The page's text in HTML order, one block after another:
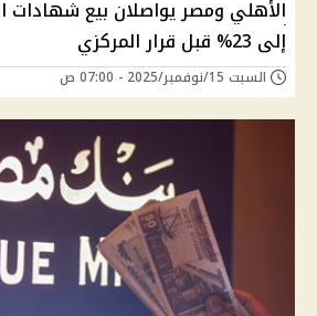
الأهلي ومصر يواصلان بيع شهادات
إلى 23% قبل قرار المركزي
السبت 15/نوفمبر/2025 - 07:00 ص